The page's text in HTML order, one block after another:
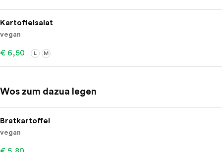
Kartoffelsalat
vegan
€ 6,50 L M
Wos zum dazua legen
Bratkartoffel
vegan